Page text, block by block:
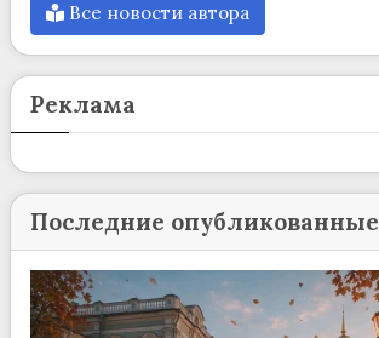
Все новости автора
Реклама
Последние опубликованные